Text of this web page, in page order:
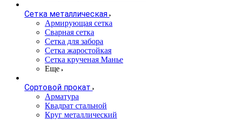
Сетка металлическая
Армирующая сетка
Сварная сетка
Сетка для забора
Сетка жаростойкая
Сетка крученая Манье
Еще
Сортовой прокат
Арматура
Квадрат стальной
Круг металлический